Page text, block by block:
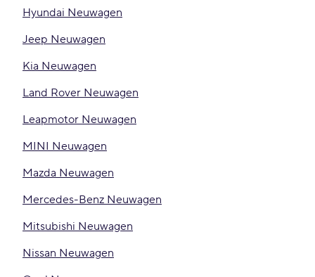
Hyundai Neuwagen
Jeep Neuwagen
Kia Neuwagen
Land Rover Neuwagen
Leapmotor Neuwagen
MINI Neuwagen
Mazda Neuwagen
Mercedes-Benz Neuwagen
Mitsubishi Neuwagen
Nissan Neuwagen